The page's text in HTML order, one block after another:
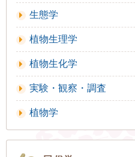
生態学
植物生理学
植物生化学
実験・観察・調査
植物学